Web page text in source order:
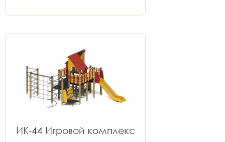
ИК-44 Игровой комплекс